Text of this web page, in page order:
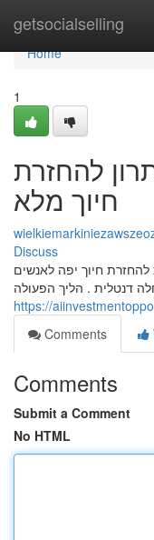
getsocialselling
Home
Home
1
להחזרת
חיוך מלא
Discuss
חיוך יפה לאנשים
דנטלית . הליך הפעולה
Comments
Comments
Submit a Comment
No HTML